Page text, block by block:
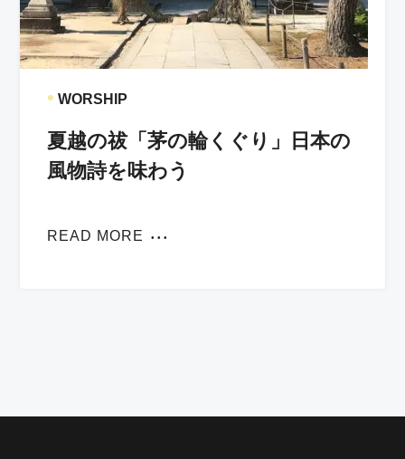
• WORSHIP
夏越の祓「茅の輪くぐり」日本の
風物詩を味わう
READ MORE